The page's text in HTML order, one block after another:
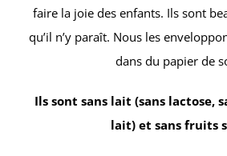
faire la joie des enfants. Ils sont
qu’il n’y paraît. Nous les
dans du papier de
Ils sont sans lait (sans lactose,
lait) et sans fruits